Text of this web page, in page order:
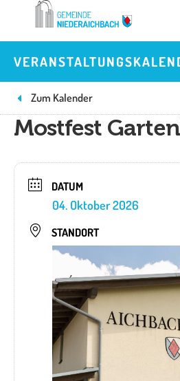
springen
Zum Kalender
Mostfest
DATUM
04. Oktober 2026
STANDORT